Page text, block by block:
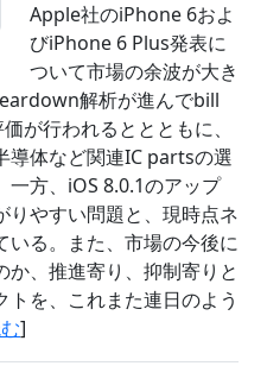
Apple社のiPhone 6およ
びiPhone 6 Plus発表に
ついて市場の余波が大き
解析が進んでbill
が行われるととともに、
導体など関連IC partsの選
一方、iOS 8.0.1のアップ
りやすい問題と、現時点ネ
いる。また、市場の今後に
、推進寄り、抑制寄りと
を、これまた連日のよう
]